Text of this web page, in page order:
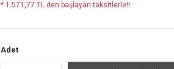
* 1.571,77 TL den başlayan taksitlerle!!
Adet